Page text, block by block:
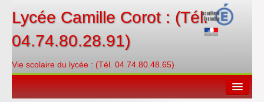
Lycée Camille Corot : (Tél.
04.74.80.28.91)
Vie scolaire du lycée : (Tél. 04.74.80.48.65)